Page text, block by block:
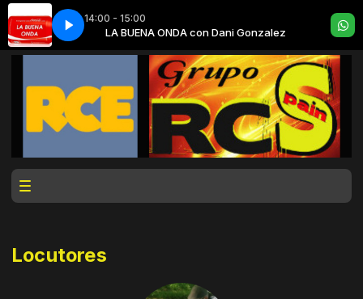
14:00 - 15:00
Gonzalez LA BUENA ONDA con Dani Gonzalez
Locutores